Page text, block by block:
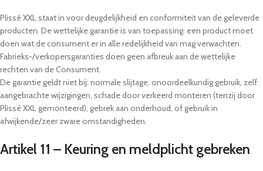
Plissé XXL staat in voor deugdelijkheid en conformiteit van de geleverde
producten. De wettelijke garantie is van toepassing: een product moet
doen wat de consument er in alle redelijkheid van mag verwachten.
Fabrieks-/verkopersgaranties doen geen afbreuk aan de wettelijke
rechten van de Consument.
De garantie geldt niet bij: normale slijtage, onoordeelkundig gebruik, zelf
aangebrachte wijzigingen, schade door verkeerd monteren (tenzij door
Plissé XXL gemonteerd), gebrek aan onderhoud, of gebruik in
afwijkende/zeer zware omstandigheden.
Artikel 11 – Keuring en meldplicht gebreken